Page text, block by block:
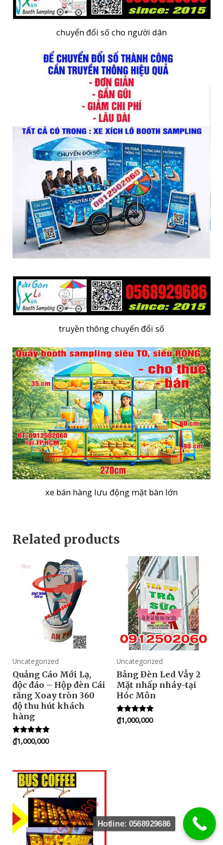
chuyển đổi số cho người dân
truyền thông chuyển đổi số
xe bán hàng lưu động mặt bàn lớn
Related products
Uncategorized
Quảng Cáo Mới Lạ,
độc đáo – Hộp đèn Cái
răng Xoay tròn 360
độ thu hút khách
hàng
Rated
5.00
₫1,000,000
Uncategorized
Bảng Đèn Led Vẫy 2
Mặt nhấp nháy-tại
Hóc Môn
Rated
5.00
₫1,000,000
Hotline: 0568929686